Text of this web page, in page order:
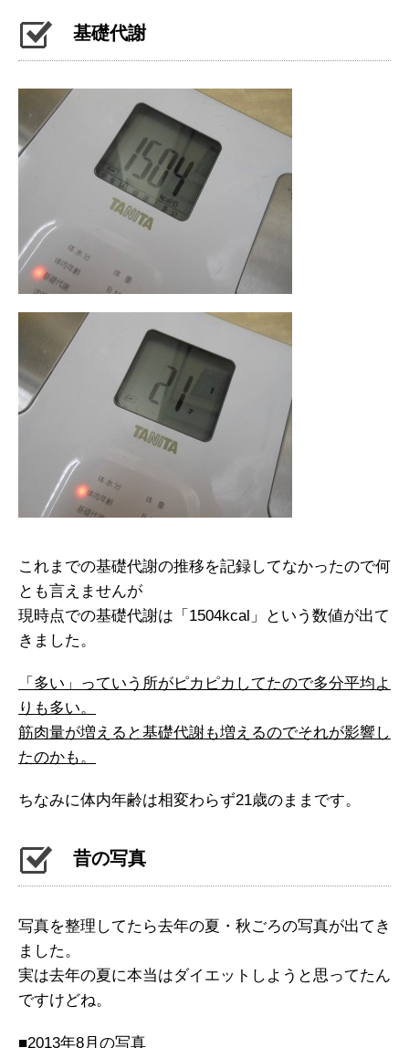
基礎代謝
これまでの基礎代謝の推移を記録してなかったので何
とも言えませんが
現時点での基礎代謝は「1504kcal」という数値が出て
きました。
「多い」っていう所がピカピカしてたので多分平均よ
りも多い。
筋肉量が増えると基礎代謝も増えるのでそれが影響し
たのかも。
ちなみに体内年齢は相変わらず21歳のままです。
昔の写真
写真を整理してたら去年の夏・秋ごろの写真が出てき
ました。
実は去年の夏に本当はダイエットしようと思ってたん
ですけどね。
■2013年8月の写真